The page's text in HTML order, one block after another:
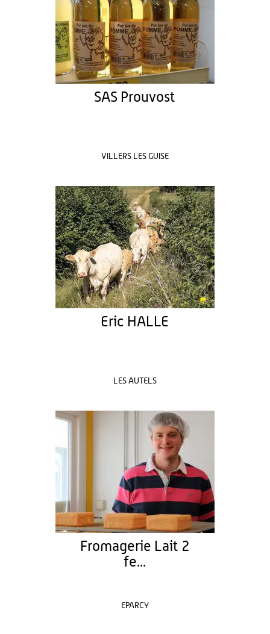
SAS Prouvost
VILLERS LES GUISE
Eric HALLE
LES AUTELS
Fromagerie Lait 2
fe...
EPARCY